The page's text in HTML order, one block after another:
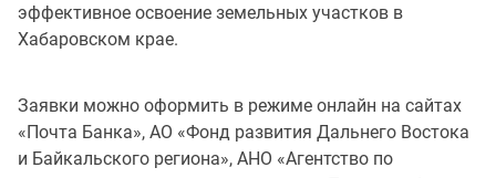
эффективное освоение земельных участков в
Хабаровском крае.
Заявки можно оформить в режиме онлайн на сайтах
«Почта Банка», АО «Фонд развития Дальнего Востока
и Байкальского региона», АНО «Агентство по